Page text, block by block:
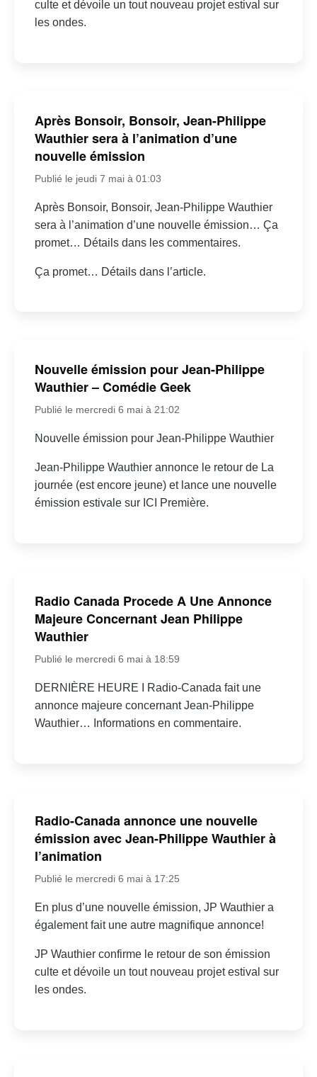
culte et dévoile un tout nouveau projet estival sur
les ondes.
Après Bonsoir, Bonsoir, Jean-Philippe
Wauthier sera à l’animation d’une
nouvelle émission
Publié le jeudi 7 mai à 01:03
Après Bonsoir, Bonsoir, Jean-Philippe Wauthier
sera à l’animation d’une nouvelle émission… Ça
promet… Détails dans les commentaires.
Ça promet… Détails dans l’article.
Nouvelle émission pour Jean-Philippe
Wauthier – Comédie Geek
Publié le mercredi 6 mai à 21:02
Nouvelle émission pour Jean-Philippe Wauthier
Jean-Philippe Wauthier annonce le retour de La
journée (est encore jeune) et lance une nouvelle
émission estivale sur ICI Première.
Radio Canada Procede A Une Annonce
Majeure Concernant Jean Philippe
Wauthier
Publié le mercredi 6 mai à 18:59
DERNIÈRE HEURE I Radio-Canada fait une
annonce majeure concernant Jean-Philippe
Wauthier… Informations en commentaire.
Radio-Canada annonce une nouvelle
émission avec Jean-Philippe Wauthier à
l’animation
Publié le mercredi 6 mai à 17:25
En plus d’une nouvelle émission, JP Wauthier a
également fait une autre magnifique annonce!
JP Wauthier confirme le retour de son émission
culte et dévoile un tout nouveau projet estival sur
les ondes.